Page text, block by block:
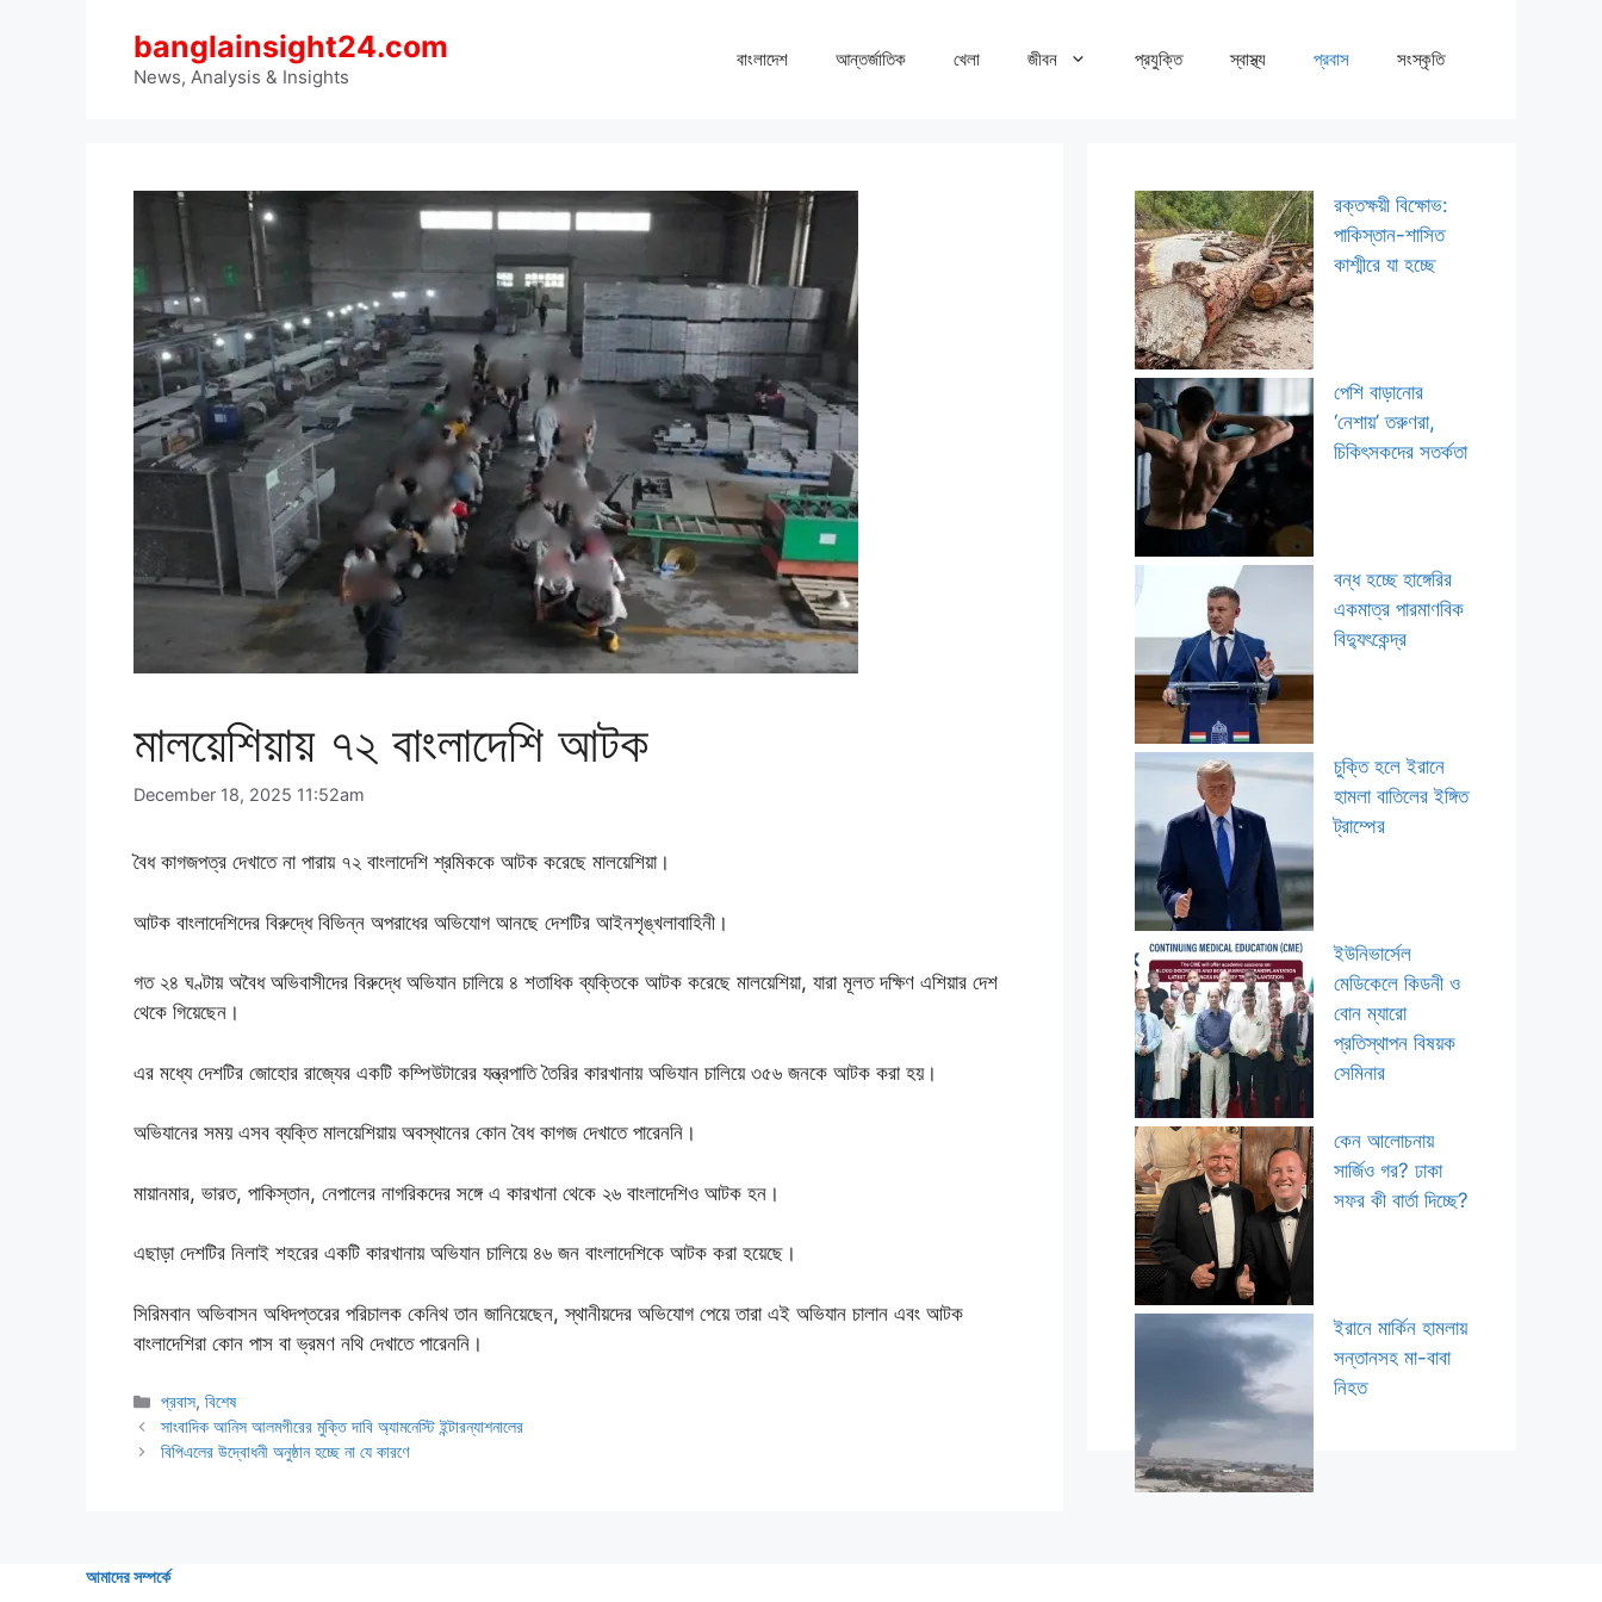
banglainsight24.com
News, Analysis & Insights
বাংলাদেশ আন্তর্জাতিক খেলা জীবন প্রযুক্তি স্বাস্থ্য প্রবাস সংস্কৃতি
মালয়েশিয়ায় ৭২ বাংলাদেশি আটক
December 18, 2025 11:52am
বৈধ কাগজপত্র দেখাতে না পারায় ৭২ বাংলাদেশি শ্রমিককে আটক করেছে মালয়েশিয়া।
আটক বাংলাদেশিদের বিরুদ্ধে বিভিন্ন অপরাধের অভিযোগ আনছে দেশটির আইনশৃঙ্খলাবাহিনী।
গত ২৪ ঘণ্টায় অবৈধ অভিবাসীদের বিরুদ্ধে অভিযান চালিয়ে ৪ শতাধিক ব্যক্তিকে আটক করেছে মালয়েশিয়া, যারা মূলত দক্ষিণ এশিয়ার দেশ
থেকে গিয়েছেন।
এর মধ্যে দেশটির জোহোর রাজ্যের একটি কম্পিউটারের যন্ত্রপাতি তৈরির কারখানায় অভিযান চালিয়ে ৩৫৬ জনকে আটক করা হয়।
অভিযানের সময় এসব ব্যক্তি মালয়েশিয়ায় অবস্থানের কোন বৈধ কাগজ দেখাতে পারেননি।
মায়ানমার, ভারত, পাকিস্তান, নেপালের নাগরিকদের সঙ্গে এ কারখানা থেকে ২৬ বাংলাদেশিও আটক হন।
এছাড়া দেশটির নিলাই শহরের একটি কারখানায় অভিযান চালিয়ে ৪৬ জন বাংলাদেশিকে আটক করা হয়েছে।
সিরিমবান অভিবাসন অধিদপ্তরের পরিচালক কেনিথ তান জানিয়েছেন, স্থানীয়দের অভিযোগ পেয়ে তারা এই অভিযান চালান এবং আটক
বাংলাদেশিরা কোন পাস বা ভ্রমণ নথি দেখাতে পারেননি।
Categories
প্রবাস,বিশেষ
সাংবাদিক আনিস আলমগীরের মুক্তি দাবি অ্যামনেস্টি ইন্টারন্যাশনালের
বিপিএলের উদ্বোধনী অনুষ্ঠান হচ্ছে না যে কারণে
রক্তক্ষয়ী বিক্ষোভ:
পাকিস্তান-শাসিত
কাশ্মীরে যা হচ্ছে
পেশি বাড়ানোর
‘নেশায়’ তরুণরা,
চিকিৎসকদের সতর্কতা
বন্ধ হচ্ছে হাঙ্গেরির
একমাত্র পারমাণবিক
বিদ্যুৎকেন্দ্র
চুক্তি হলে ইরানে
হামলা বাতিলের ইঙ্গিত
ট্রাম্পের
ইউনিভার্সেল
মেডিকেলে কিডনী ও
বোন ম্যারো
প্রতিস্থাপন বিষয়ক
সেমিনার
কেন আলোচনায়
সার্জিও গর? ঢাকা
সফর কী বার্তা দিচ্ছে?
ইরানে মার্কিন হামলায়
সন্তানসহ মা-বাবা
নিহত
আমাদের সম্পর্কে